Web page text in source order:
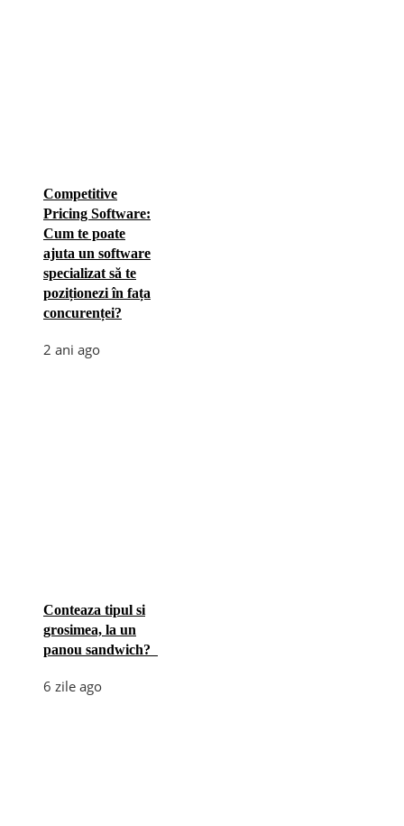
Competitive
Pricing Software:
Cum te poate
ajuta un software
specializat să te
poziționezi în fața
concurenței?
2 ani ago
Conteaza tipul si
grosimea, la un
panou sandwich?
6 zile ago